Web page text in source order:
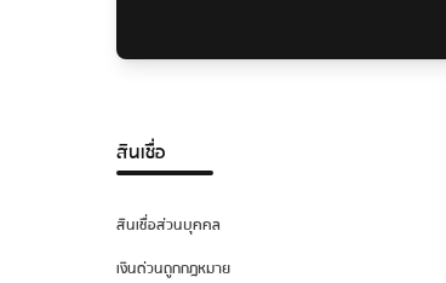
สินเชื่อ
สินเชื่อส่วนบุคคล
เงินด่วนถูกกฎหมาย